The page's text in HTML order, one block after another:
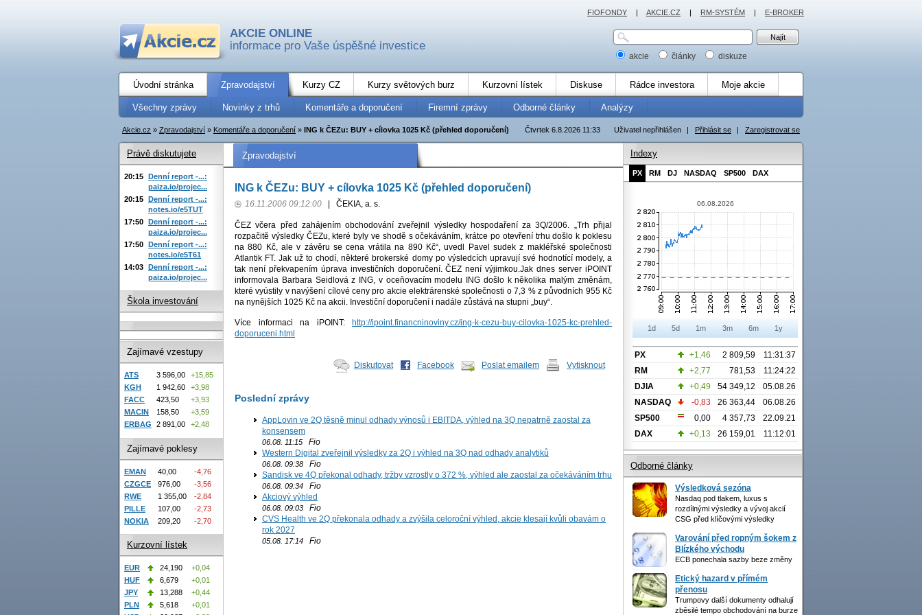
AKCIE ONLINE
informace pro Vaše úspěšné investice
akcie články diskuze
Úvodní stránka Zpravodajství Kurzy CZ Kurzy světových burz Kurzovní lístek Diskuse Rádce investora Moje akcie
Všechny zprávy Novinky z trhů Komentáře a doporučení Firemní zprávy Odborné články Analýzy
Uživatel nepřihlášen | Přihlásit se | Zaregistrovat se
Čtvrtek 6.8.2026 11:33
Akcie.cz » Zpravodajství » Komentáře a doporučení » ING k ČEZu: BUY + cílovka 1025 Kč (přehled doporučení)
Zpravodajství
ING k ČEZu: BUY + cílovka 1025 Kč (přehled doporučení)
16.11.2006 09:12:00 ČEKIA, a. s.
ČEZ včera před zahájením obchodování zveřejnil výsledky hospodaření za 3Q/2006. „Trh přijal
rozpačitě výsledky ČEZu, které byly ve shodě s očekáváním, krátce po otevření trhu došlo k poklesu
na 880 Kč, ale v závěru se cena vrátila na 890 Kč“, uvedl Pavel sudek z makléřské společnosti
Atlantik FT. Jak už to chodí, některé brokerské domy po výsledcích upravují své hodnotící modely, a
tak není překvapením úprava investičních doporučení. ČEZ není výjimkou.Jak dnes server iPOINT
informovala Barbara Seidlová z ING, v oceňovacím modelu ING došlo k několika malým změnám,
které vyústily v navýšení cílové ceny pro akcie elektrárenské společnosti o 7,3 % z původních 955 Kč
na nynějších 1025 Kč na akcii. Investiční doporučení i nadále zůstává na stupni „buy“.
Více informaci na iPOINT:
http://ipoint.financninoviny.cz/ing-k-cezu-buy-cilovka-1025-kc-prehled-
doporuceni.html
Diskutovat Facebook Poslat emailem Vytisknout
Poslední zprávy
AppLovin ve 2Q těsně minul odhady výnosů i EBITDA, výhled na 3Q nepatrně zaostal za
konsensem
06.08. 11:15 Fio
Western Digital zveřejnil výsledky za 2Q i výhled na 3Q nad odhady analytiků
06.08. 09:38 Fio
Sandisk ve 4Q překonal odhady, tržby vzrostly o 372 %, výhled ale zaostal za očekáváním trhu
06.08. 09:34 Fio
Akciový výhled
06.08. 09:03 Fio
CVS Health ve 2Q překonala odhady a zvýšila celoroční výhled, akcie klesají kvůli obavám o
rok 2027
05.08. 17:14 Fio
Právě diskutujete
20:15 Denní report -...:
paiza.io/projec...
20:15 Denní report -...:
notes.io/e5TUT
17:50 Denní report -...:
paiza.io/projec...
17:50 Denní report -...:
notes.io/e5T61
14:03 Denní report -...:
paiza.io/projec...
Škola investování
Zajímavé vzestupy
ATS 3 596,00
+15,85
KGH
1 942,60
+3,98
FACC
423,50
+3,93
MACIN
158,50
+3,59
ERBAG
2 891,00 +2,48
Zajímavé poklesy
EMAN 40,00
-4,76
CZGCE
976,00
-3,56
RWE
1 355,00
-2,84
PILLE
107,00
-2,73
NOKIA
209,20 -2,70
Kurzovní lístek
EUR 24,190
+0,04
HUF
6,679
+0,01
JPY
13,288
+0,44
PLN
5,618
+0,01
Indexy
PX RM DJ NASDAQ SP500 DAX
06.08.2026
1d 5d 1m 3m 6m 1y
PX +1,46 2 809,59
11:31:37
RM
+2,77 781,53
11:24:22
DJIA
+0,49 54 349,12
05.08.26
NASDAQ
-0,83 26 363,44
06.08.26
SP500
0,00 4 357,73
22.09.21
DAX
+0,13 26 159,01 11:12:01
Odborné články
Výsledková sezóna
Nasdaq pod tlakem, luxus s
rozdílnými výsledky a vývoj akcií
CSG před klíčovými výsledky
Varování před ropným šokem z
Blízkého východu
ECB ponechala sazby beze změny
Etický hazard v přímém
přenosu
Trumpovy další dokumenty odhalují
zběsilé tempo obchodování na burze
FIOFONDY | AKCIE.CZ | RM-SYSTÉM | E-BROKER